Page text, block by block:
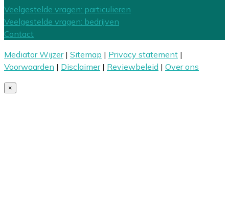
Veelgestelde vragen: particulieren
Veelgestelde vragen: bedrijven
Contact
Mediator Wijzer| Sitemap | Privacy statement |
Voorwaarden | Disclaimer| Reviewbeleid | Over ons
×